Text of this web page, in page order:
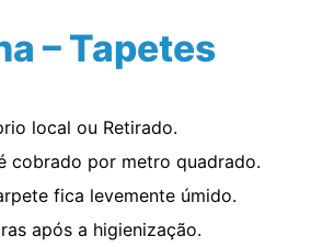
– Tapetes
local ou Retirado.
cobrado por metro quadrado.
fica levemente úmido.
após a higienização.